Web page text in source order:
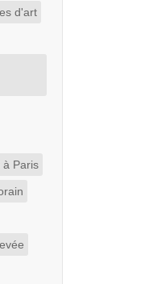
d'art
à Paris